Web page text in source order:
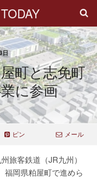
日
町と志免町
に参画
ピン メール
旅客鉄道（JR九州）
福岡県粕屋町で進めら